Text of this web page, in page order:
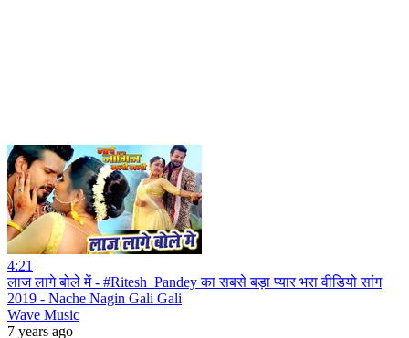
4:21
लाज लागे बोले में - #Ritesh_Pandey का सबसे बड़ा प्यार भरा वीडियो सांग
2019 - Nache Nagin Gali Gali
Wave Music
7 years ago